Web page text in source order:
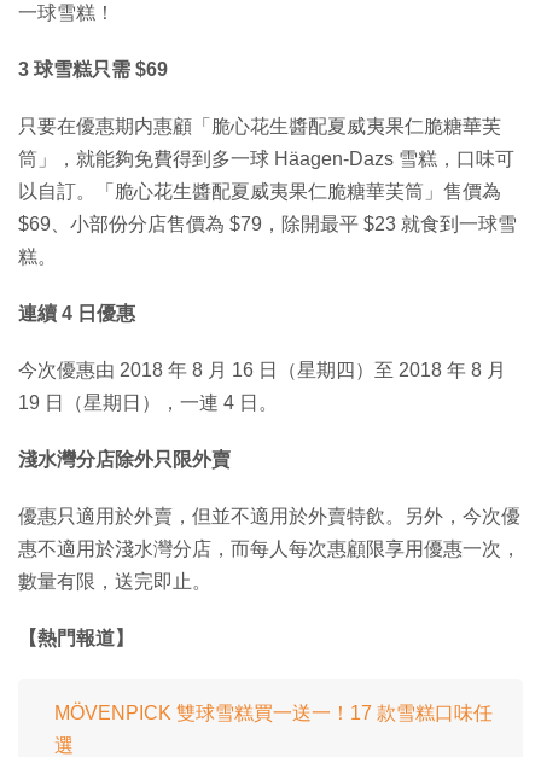
一球雪糕！
3 球雪糕只需 $69
只要在優惠期内惠顧「脆心花生醬配夏威夷果仁脆糖華芙
筒」，就能夠免費得到多一球 Häagen-Dazs 雪糕，口味可
以自訂。「脆心花生醬配夏威夷果仁脆糖華芙筒」售價為
$69、小部份分店售價為 $79，除開最平 $23 就食到一球雪
糕。
連續 4 日優惠
今次優惠由 2018 年 8 月 16 日（星期四）至 2018 年 8 月
19 日（星期日），一連 4 日。
淺水灣分店除外只限外賣
優惠只適用於外賣，但並不適用於外賣特飲。另外，今次優
惠不適用於淺水灣分店，而每人每次惠顧限享用優惠一次，
數量有限，送完即止。
【熱門報道】
MÖVENPICK 雙球雪糕買一送一！17 款雪糕口味任
選